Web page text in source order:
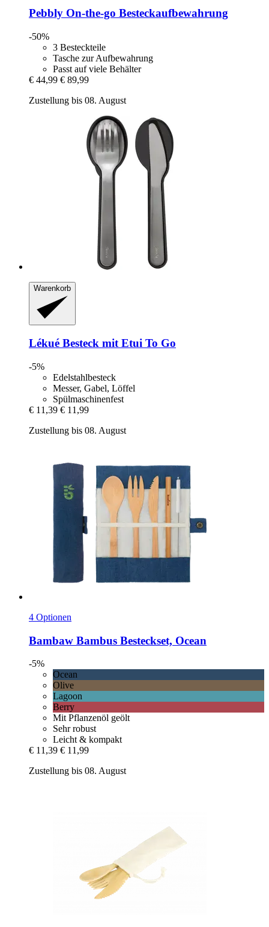
Pebbly On-​the-​go Besteckaufbewahrung
-50%
3 Besteckteile
Tasche zur Aufbewahrung
Passt auf viele Behälter
€ 44,99 € 89,99
Zustellung bis 08. August
Warenkorb
Lékué Besteck mit Etui To Go
-5%
Edelstahlbesteck
Messer, Gabel, Löffel
Spülmaschinenfest
€ 11,39 € 11,99
Zustellung bis 08. August
4 Optionen
Bambaw Bambus Besteckset, Ocean
-5%
Ocean
Olive
Lagoon
Berry
Mit Pflanzenöl geölt
Sehr robust
Leicht & kompakt
€ 11,39 € 11,99
Zustellung bis 08. August